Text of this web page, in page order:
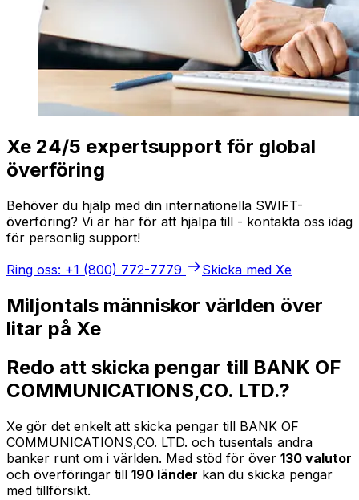
Xe 24/5 expertsupport för global
överföring
Behöver du hjälp med din internationella SWIFT-
överföring? Vi är här för att hjälpa till - kontakta oss idag
för personlig support!
Ring oss: +1 (800) 772-7779
Skicka med Xe
Miljontals människor världen över
litar på Xe
Redo att skicka pengar till BANK OF
COMMUNICATIONS,CO. LTD.?
Xe gör det enkelt att skicka pengar till BANK OF
COMMUNICATIONS,CO. LTD. och tusentals andra
banker runt om i världen. Med stöd för över 130 valutor
och överföringar till 190 länder kan du skicka pengar
med tillförsikt.